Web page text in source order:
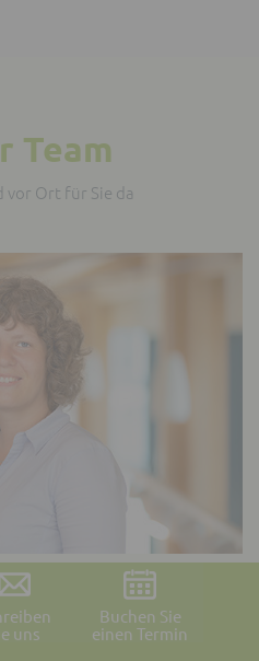
Team
vor Ort für Sie da
Lemke
uns
Buchen Sie
einen Termin